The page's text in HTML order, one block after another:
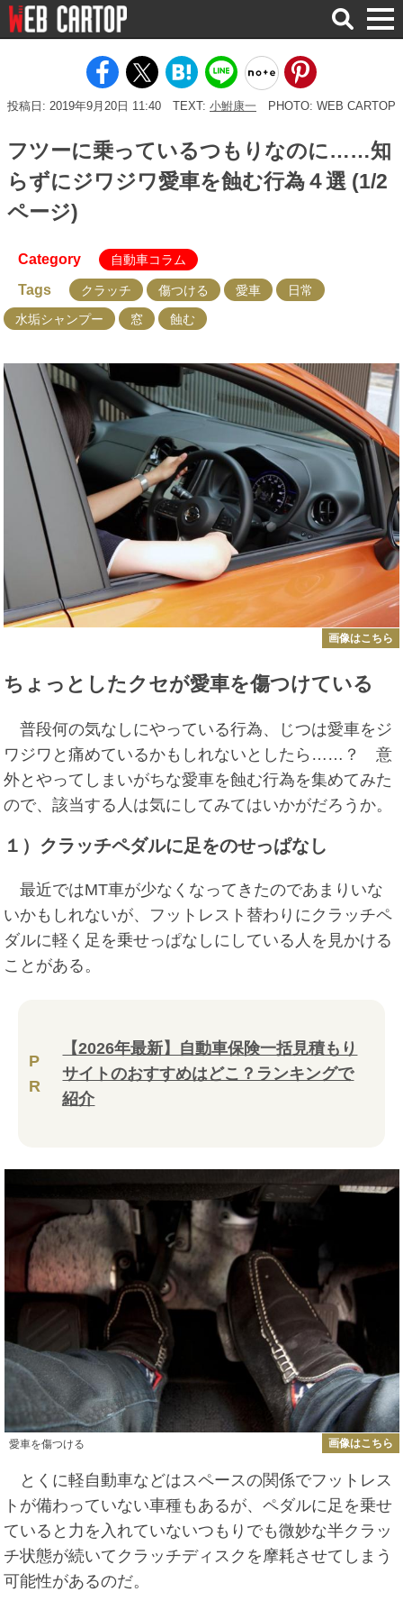
検
索
投稿日: 2019年9月20日 11:40 TEXT: 小鮒康一 PHOTO: WEB CARTOP
フツーに乗っているつもりなのに……知
らずにジワジワ愛車を蝕む行為４選 (1/2
ページ)
Category 自動車コラム
Tags クラッチ 傷つける 愛車
日常
水垢シャンプー
窓 蝕む
画像はこちら
ちょっとしたクセが愛車を傷つけている
普段何の気なしにやっている行為、じつは愛車をジ
ワジワと痛めているかもしれないとしたら……？ 意
外とやってしまいがちな愛車を蝕む行為を集めてみた
ので、該当する人は気にしてみてはいかがだろうか。
１）クラッチペダルに足をのせっぱなし
最近ではMT車が少なくなってきたのであまりいな
いかもしれないが、フットレスト替わりにクラッチペ
ダルに軽く足を乗せっぱなしにしている人を見かける
ことがある。
P
R
【2026年最新】自動車保険一括見積もり
サイトのおすすめはどこ？ランキングで
紹介
愛車を傷つける 画像はこちら
とくに軽自動車などはスペースの関係でフットレス
トが備わっていない車種もあるが、ペダルに足を乗せ
ていると力を入れていないつもりでも微妙な半クラッ
チ状態が続いてクラッチディスクを摩耗させてしまう
可能性があるのだ。